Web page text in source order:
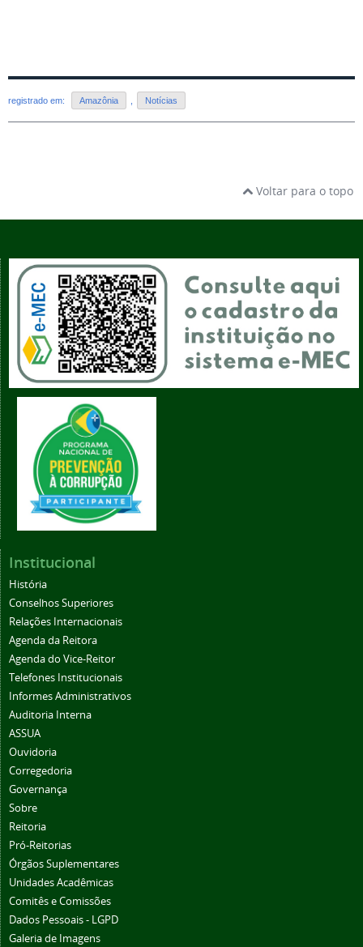
registrado em: Amazônia Notícias
Voltar para o topo
Institucional
História
Conselhos Superiores
Relações Internacionais
Agenda da Reitora
Agenda do Vice-Reitor
Telefones Institucionais
Informes Administrativos
Auditoria Interna
ASSUA
Ouvidoria
Corregedoria
Governança
Sobre
Reitoria
Pró-Reitorias
Órgãos Suplementares
Unidades Acadêmicas
Comitês e Comissões
Dados Pessoais - LGPD
Galeria de Imagens